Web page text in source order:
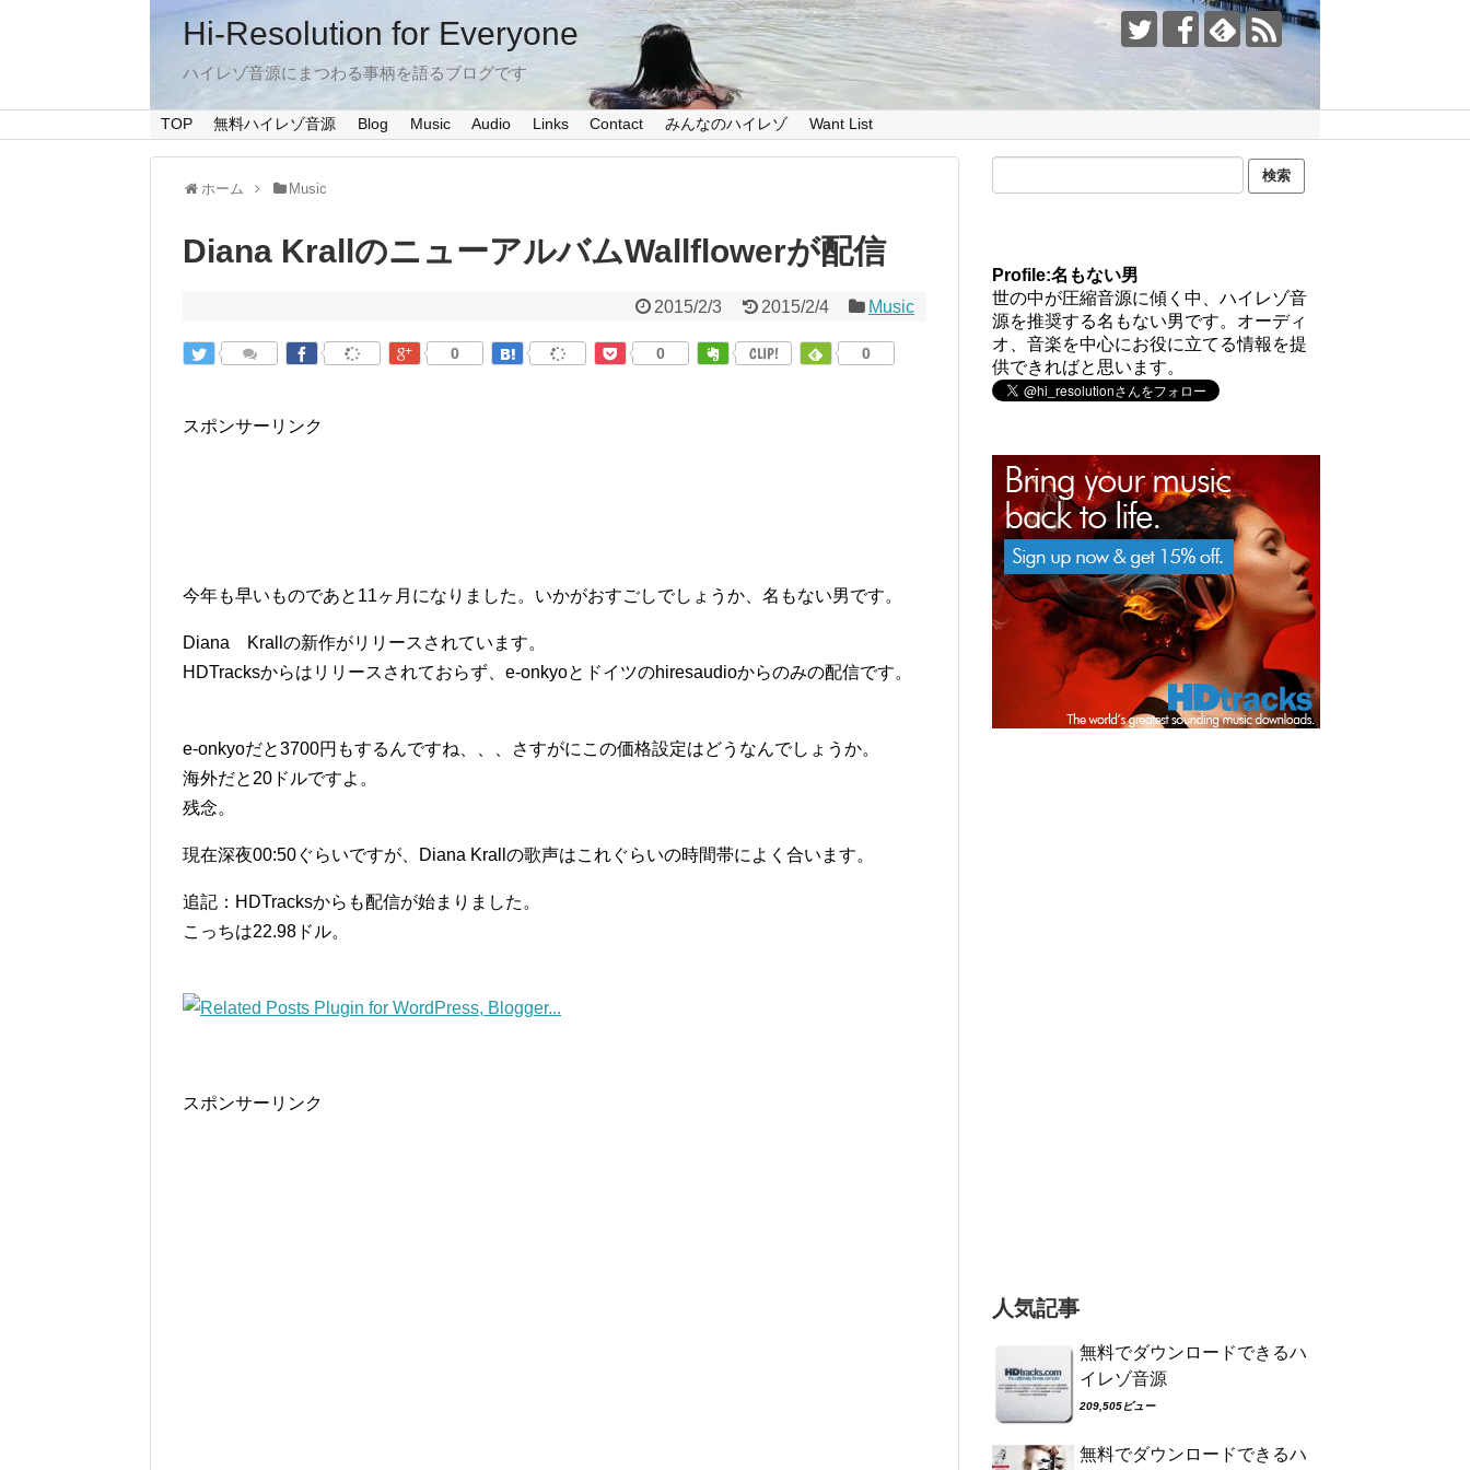
Hi-Resolution for Everyone
ハイレゾ音源にまつわる事柄を語るブログです
TOP 無料ハイレゾ音源 Blog Music Audio Links Contact みんなのハイレゾ Want List
ホーム Music
Diana KrallのニューアルバムWallflowerが配信
2015/2/3 2015/2/4 Music
0 0 CLIP! 0
スポンサーリンク
今年も早いものであと11ヶ月になりました。いかがおすごしでしょうか、名もない男です。
Diana Krallの新作がリリースされています。
HDTracksからはリリースされておらず、e-onkyoとドイツのhiresaudioからのみの配信です。
e-onkyoだと3700円もするんですね、、、さすがにこの価格設定はどうなんでしょうか。
海外だと20ドルですよ。
残念。
現在深夜00:50ぐらいですが、Diana Krallの歌声はこれぐらいの時間帯によく合います。
追記：HDTracksからも配信が始まりました。
こっちは22.98ドル。
スポンサーリンク
Profile:名もない男
世の中が圧縮音源に傾く中、ハイレゾ音
源を推奨する名もない男です。オーディ
オ、音楽を中心にお役に立てる情報を提
供できればと思います。
人気記事
無料でダウンロードできるハ
イレゾ音源
209,505ビュー
無料でダウンロードできるハ